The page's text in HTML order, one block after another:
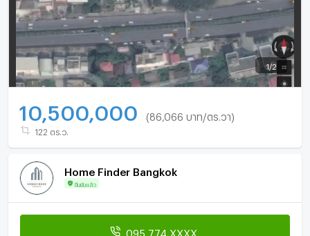
1/2
10,500,000 (86,066 บาท/ตร.วา)
122 ตร.ว.
Home Finder Bangkok
ยืนยันแล้ว
095 774 XXXX